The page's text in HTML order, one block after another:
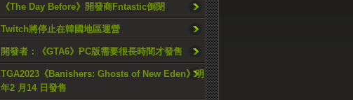
《The Day Before》開發商Fntastic倒閉
Twitch將停止在韓國地區運營
開發者：《GTA6》PC版需要很長時間才發售
TGA2023《Banishers: Ghosts of New Eden》明
年2 月14 日發售